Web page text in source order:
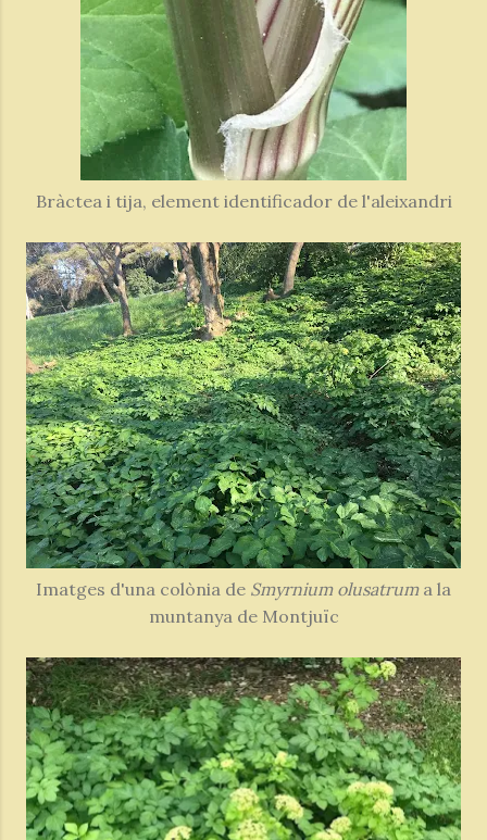
Bràctea i tija, element identificador de l'aleixandri
Imatges d'una colònia de Smyrnium olusatruma la
muntanya de Montjuïc